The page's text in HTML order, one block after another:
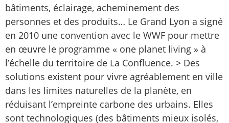
bâtiments, éclairage, acheminement des
personnes et des produits… Le Grand Lyon a signé
en 2010 une convention avec le WWF pour mettre
en œuvre le programme « one planet living » à
l’échelle du territoire de La Confluence. > Des
solutions existent pour vivre agréablement en ville
dans les limites naturelles de la planète, en
réduisant l’empreinte carbone des urbains. Elles
sont technologiques (des bâtiments mieux isolés,